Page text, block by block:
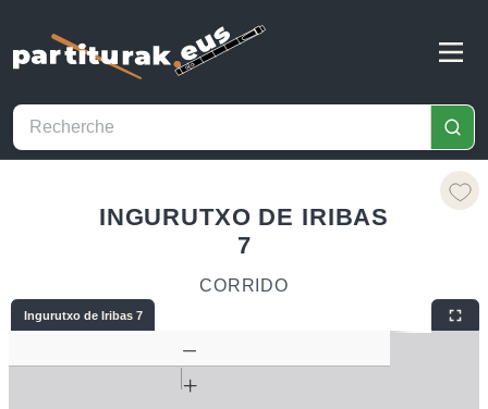
INGURUTXO DE IRIBAS
7
CORRIDO
Ingurutxo de Iribas 7